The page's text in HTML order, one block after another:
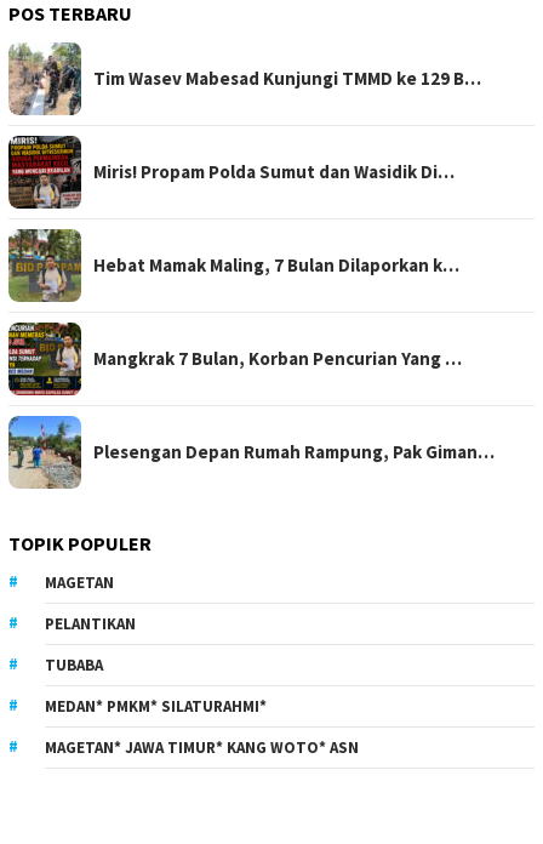
POS TERBARU
Tim Wasev Mabesad Kunjungi TMMD ke 129 B…
Miris! Propam Polda Sumut dan Wasidik Di…
Hebat Mamak Maling, 7 Bulan Dilaporkan k…
Mangkrak 7 Bulan, Korban Pencurian Yang …
Plesengan Depan Rumah Rampung, Pak Giman…
TOPIK POPULER
MAGETAN
PELANTIKAN
TUBABA
MEDAN* PMKM* SILATURAHMI*
MAGETAN* JAWA TIMUR* KANG WOTO* ASN